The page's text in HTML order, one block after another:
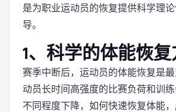
是为职业运动员的恢复提供科学理
导。
1、科学的体能恢
赛季中断后，运动员的体能恢复是
动员长时间高强度的比赛负荷和训
不同程度下降，如何快速恢复体能